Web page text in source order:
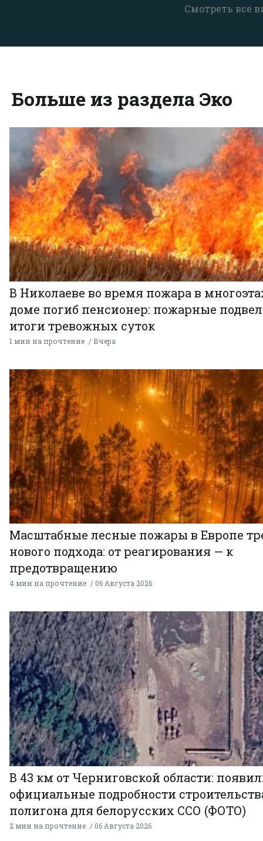
Смотреть все
Больше из раздела Эко
В Николаеве во время пожара в
доме погиб пенсионер: пожарные
итоги тревожных суток
1 мин на прочтение Вчера
Масштабные лесные пожары в Европе
нового подхода: от реагирования — к
предотвращению
4 мин на прочтение 06 Августа 2026
В 43 км от Черниговской области:
официальные подробности
полигона для белорусских ССО (ФОТО)
2 мин на прочтение 06 Августа 2026